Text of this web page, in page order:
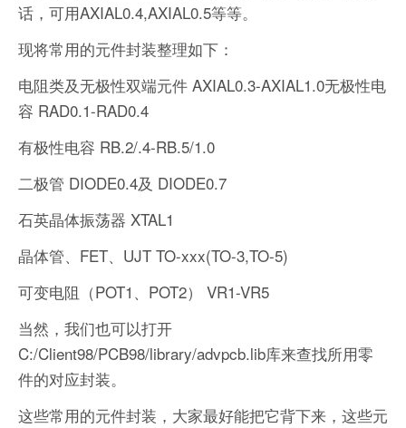
话，可用AXIAL0.4,AXIAL0.5等等。
现将常用的元件封装整理如下：
电阻类及无极性双端元件 AXIAL0.3-AXIAL1.0无极性电
容 RAD0.1-RAD0.4
有极性电容 RB.2/.4-RB.5/1.0
二极管 DIODE0.4及 DIODE0.7
石英晶体振荡器 XTAL1
晶体管、FET、UJT TO-xxx(TO-3,TO-5)
可变电阻（POT1、POT2） VR1-VR5
当然，我们也可以打开
C:/Client98/PCB98/library/advpcb.lib库来查找所用零
件的对应封装。
这些常用的元件封装，大家最好能把它背下来，这些元